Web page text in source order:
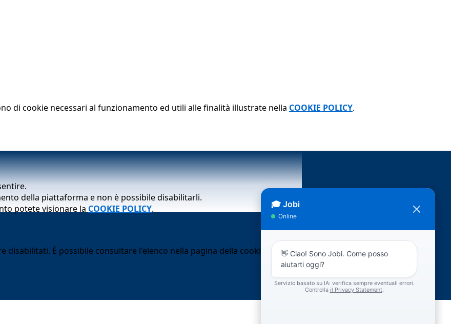
di cookie necessari al funzionamento ed utili alle finalità illustrate nella COOKIE POLICY.
della piattaforma e non è possibile disabilitarli.
potete visionare la COOKIE POLICY.
È possibile consultare l'elenco nella pagina della cookie policy.